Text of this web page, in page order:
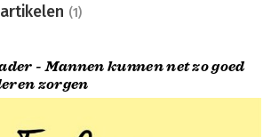
(1)
- Mannen kunnen net zo goed
zorgen